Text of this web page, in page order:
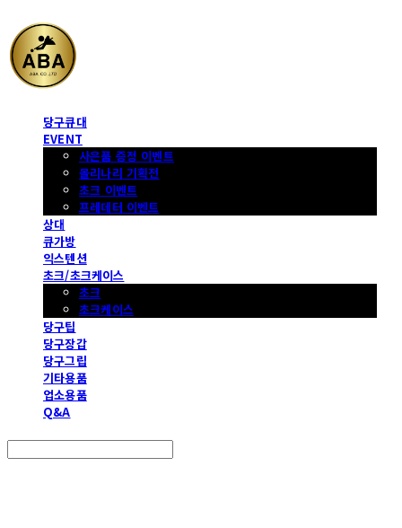
당구큐대
EVENT
사은품 증정 이벤트
몰리나리 기획전
초크 이벤트
프레데터 이벤트
상대
큐가방
익스텐션
초크/초크케이스
초크
초크케이스
당구팁
당구장갑
당구그립
기타용품
업소용품
Q&A